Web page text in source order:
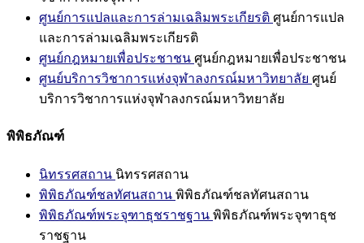
ศูนย์การแปลและการล่ามเฉลิมพระเกียรติ ศูนย์การแปล
และการล่ามเฉลิมพระเกียรติ
ศูนย์กฎหมายเพื่อประชาชน ศูนย์กฎหมายเพื่อประชาชน
ศูนย์บริการวิชาการแห่งจุฬาลงกรณ์มหาวิทยาลัย ศูนย์
บริการวิชาการแห่งจุฬาลงกรณ์มหาวิทยาลัย
พิพิธภัณฑ์
นิทรรศสถาน นิทรรศสถาน
พิพิธภัณฑ์ชลทัศนสถาน พิพิธภัณฑ์ชลทัศนสถาน
พิพิธภัณฑ์พระจุฑาธุชราชฐาน พิพิธภัณฑ์พระจุฑาธุช
ราชฐาน